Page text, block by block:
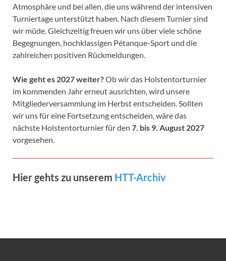
Atmosphäre und bei allen, die uns während der intensiven
Turniertage unterstützt haben. Nach diesem Turnier sind
wir müde. Gleichzeitig freuen wir uns über viele schöne
Begegnungen, hochklassigen Pétanque-Sport und die
zahlreichen positiven Rückmeldungen.
Wie geht es 2027 weiter?Ob wir das Holstentorturnier
im kommenden Jahr erneut ausrichten, wird unsere
Mitgliederversammlung im Herbst entscheiden. Sollten
wir uns für eine Fortsetzung entscheiden, wäre das
nächste Holstentorturnier für den 7. bis 9. August 2027
vorgesehen.
Hier gehts zu unserem HTT-Archiv